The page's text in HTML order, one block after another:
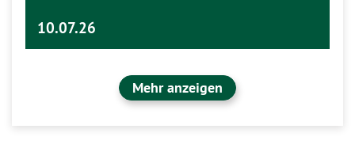
10.07.26
Mehr anzeigen